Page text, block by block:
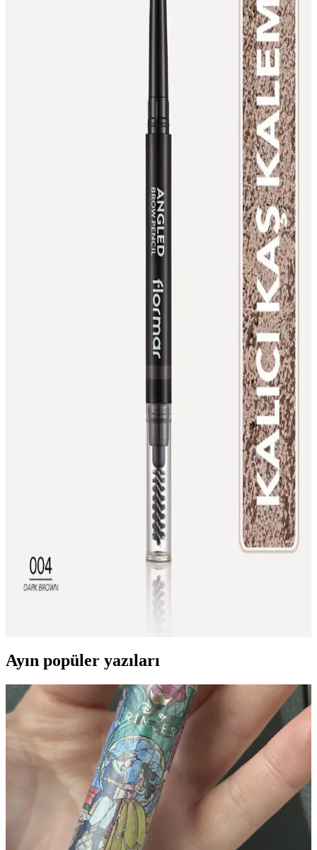
Well Siyah Kaş Kalemi EB001, ince uç ve akışkan yapısıyla doğal
ve belirgin kaşlar yaratır, dayanıklı ve uzun süre kalıcıdır, günlük ve
İBOVİA 3'ü 1 Arada Suya Dayanıklı Maskara,
Kalem ve Eyeliner Seti Özellikleri
İBOVİA'nın suya dayanıklı 3'ü 1 arada maskara, kalem ve eyeliner
seti, toz formuyla kolay uygulama ve kalıcılık sunar. Beyaz rengiyle
Birse 12’li Kalemtıraşlı Mat Dudak Kalemi Seti
Yüksek Pigmentasyon ve Geniş Renk Seçenekleriyle
Birse Kozmetik’in 12’li kalemtıraşlı mat dudak kalemi seti, yüksek
pigmentasyon ve dayanıklılığıyla öne çıkarak, doğal ve canlı dudak
görünümü sağlar, pratik kullanım ve geniş renk seçenekleri sunar.
Farmasi Express Göz Kalemi Metalik Safir 06
Modern ve Şık Göz Makyajı İçin Tercih Edilir
Farmasi'nin metalik safir renkli Express Göz Kalemi, kolay sürüm,
kalıcı ve şık görünüm sağlar; modern makyaj tutkunları için ideal,
doğal ve etkileyici göz makyajı sunar.
Makeuptime Kahverengi Fırçalı Kaş Kalemi ile
Doğal ve Belirgin Kaşlar Yaratma Rehberi
Makeuptime kahverengi fırçalı kaş kalemi, kolay uygulama ve doğal
görünüm sağlayan, uzun süre dayanıklı, günlük kullanım için ideal
Melien Mürdüm Suya Dayanıklı Dudak ve Göz
Kalemi Seti ile Kalıcı Makyaj Deneyimi
Melien'in suya dayanıklı mürdüm renkli makyaj seti, uzun süre
kalıcılık ve çok yönlü kullanım sunar, şık tasarımıyla makyajda fark
Flormar İki Uçlu Açılı Kaş Kalemi ve Fırçası Koyu
Kahve ile Doğal Dolgunluk
Flormar'ın iki uçlu açılı kaş kalemi ve fırçası, koyu kahve tonuyla
kaşlara doğal dolgunluk ve kolay şekillendirme sağlar. Yumuşak
Ayın popüler yazıları